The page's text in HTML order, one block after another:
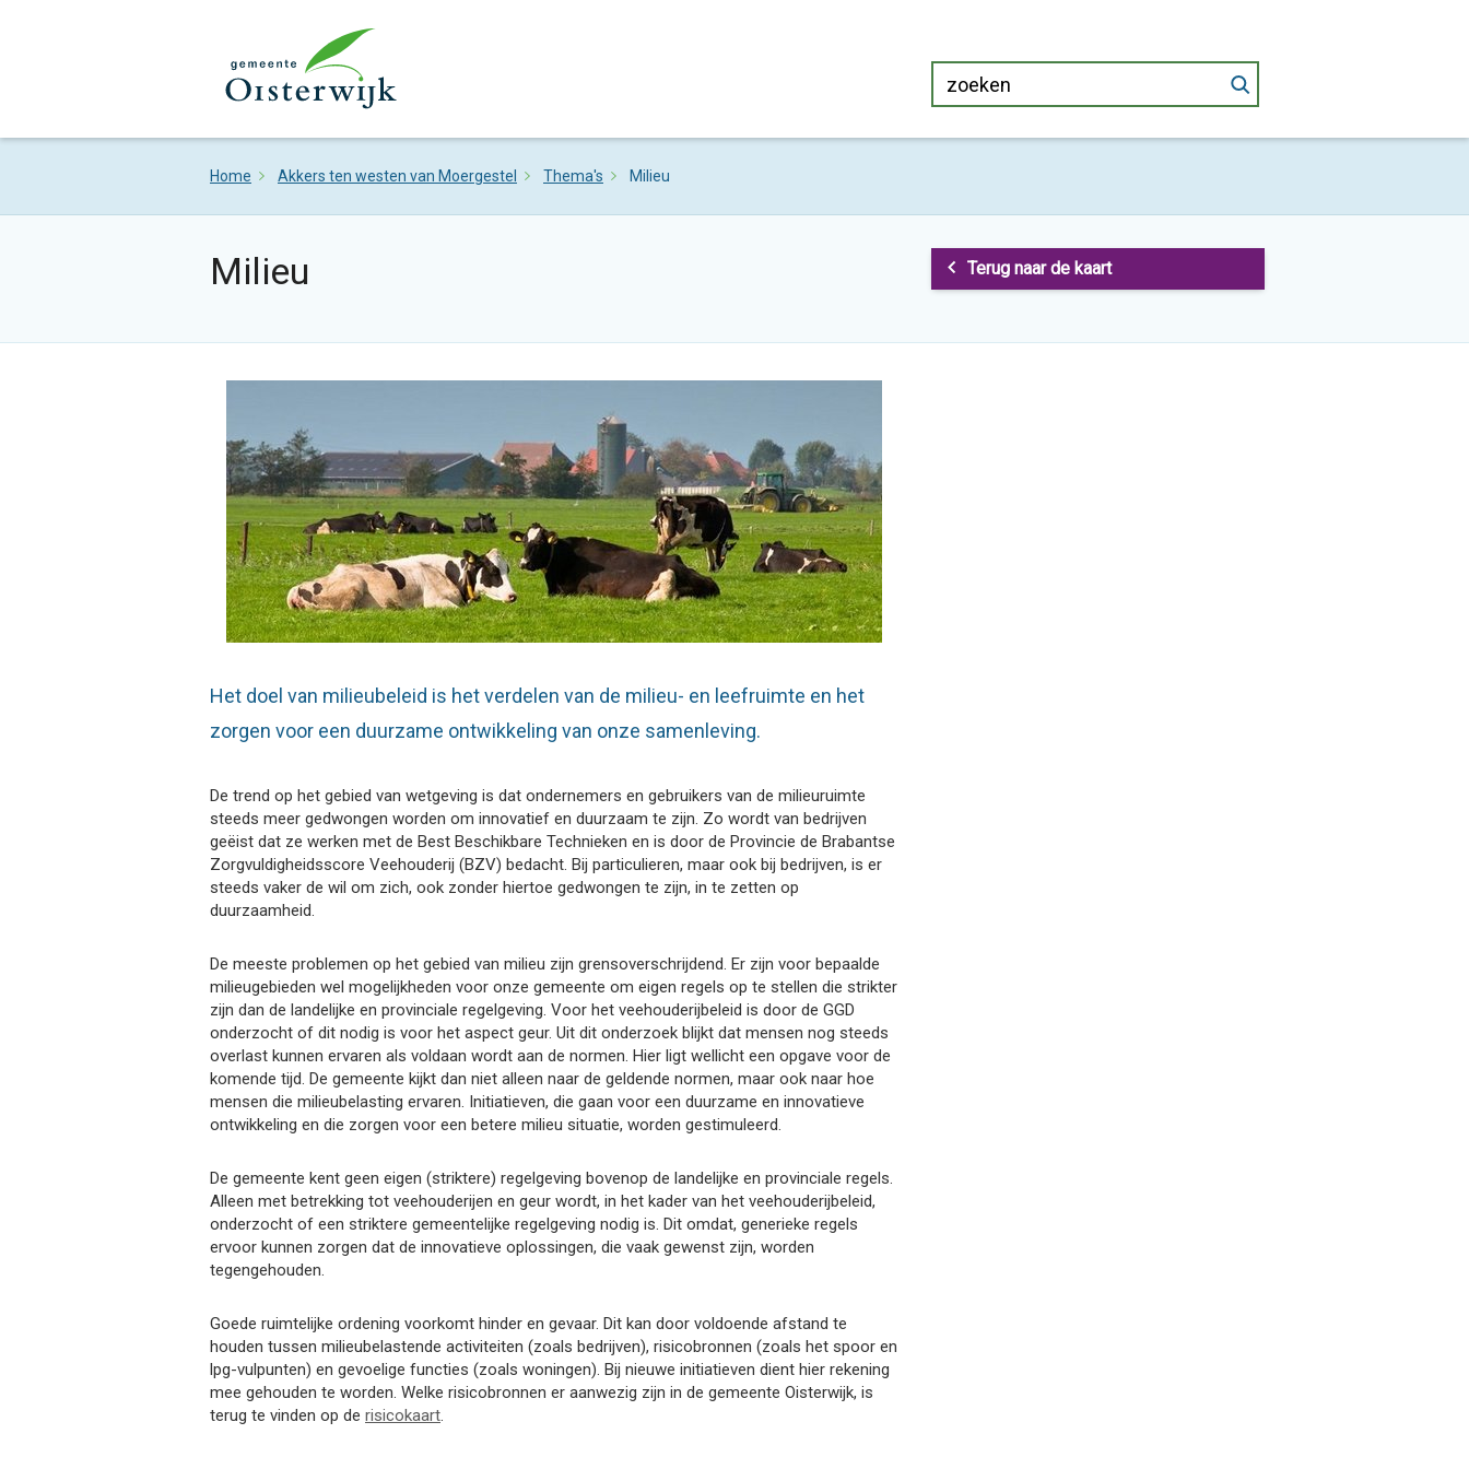
Home Akkers ten westen van Moergestel Thema's Milieu
Milieu Terug naar de kaart
Het doel van milieubeleid is het verdelen van de milieu- en leefruimte en het
zorgen voor een duurzame ontwikkeling van onze samenleving.
De trend op het gebied van wetgeving is dat ondernemers en gebruikers van de milieuruimte
steeds meer gedwongen worden om innovatief en duurzaam te zijn. Zo wordt van bedrijven
geëist dat ze werken met de Best Beschikbare Technieken en is door de Provincie de Brabantse
Zorgvuldigheidsscore Veehouderij (BZV) bedacht. Bij particulieren, maar ook bij bedrijven, is er
steeds vaker de wil om zich, ook zonder hiertoe gedwongen te zijn, in te zetten op
duurzaamheid.
De meeste problemen op het gebied van milieu zijn grensoverschrijdend. Er zijn voor bepaalde
milieugebieden wel mogelijkheden voor onze gemeente om eigen regels op te stellen die strikter
zijn dan de landelijke en provinciale regelgeving. Voor het veehouderijbeleid is door de GGD
onderzocht of dit nodig is voor het aspect geur. Uit dit onderzoek blijkt dat mensen nog steeds
overlast kunnen ervaren als voldaan wordt aan de normen. Hier ligt wellicht een opgave voor de
komende tijd. De gemeente kijkt dan niet alleen naar de geldende normen, maar ook naar hoe
mensen die milieubelasting ervaren. Initiatieven, die gaan voor een duurzame en innovatieve
ontwikkeling en die zorgen voor een betere milieu situatie, worden gestimuleerd.
De gemeente kent geen eigen (striktere) regelgeving bovenop de landelijke en provinciale regels.
Alleen met betrekking tot veehouderijen en geur wordt, in het kader van het veehouderijbeleid,
onderzocht of een striktere gemeentelijke regelgeving nodig is. Dit omdat, generieke regels
ervoor kunnen zorgen dat de innovatieve oplossingen, die vaak gewenst zijn, worden
tegengehouden.
Goede ruimtelijke ordening voorkomt hinder en gevaar. Dit kan door voldoende afstand te
houden tussen milieubelastende activiteiten (zoals bedrijven), risicobronnen (zoals het spoor en
lpg-vulpunten) en gevoelige functies (zoals woningen). Bij nieuwe initiatieven dient hier rekening
mee gehouden te worden. Welke risicobronnen er aanwezig zijn in de gemeente Oisterwijk, is
terug te vinden op de risicokaart.